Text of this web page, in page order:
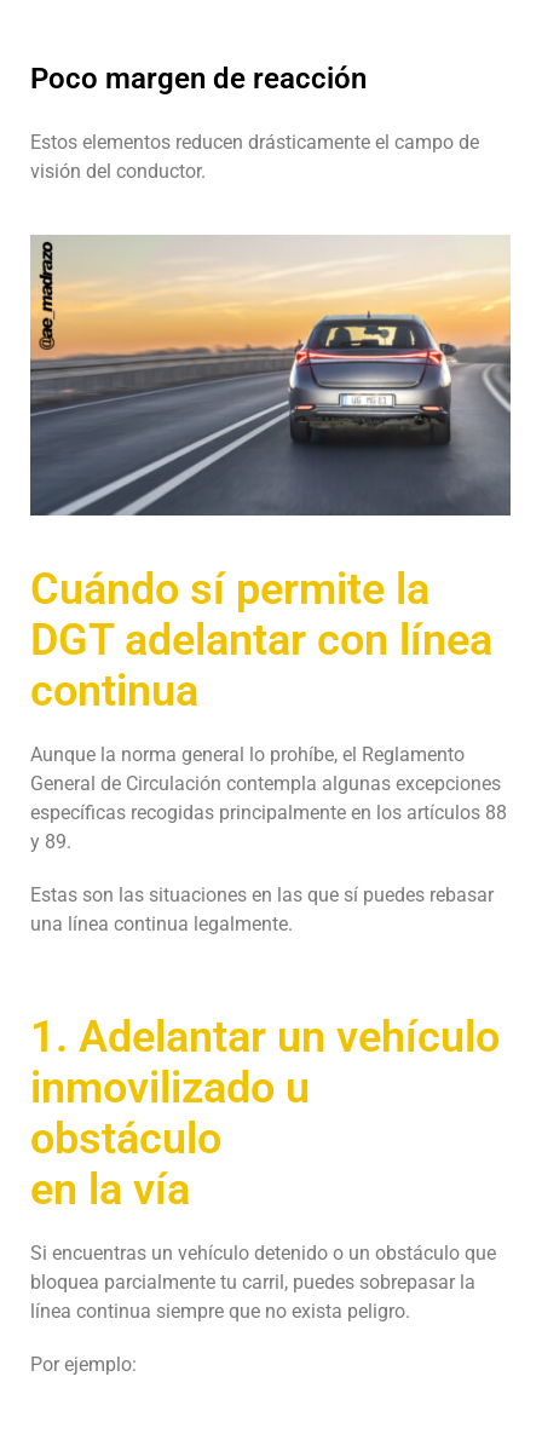
Poco margen de reacción
Estos elementos reducen drásticamente el campo de
visión del conductor.
Cuándo sí permite la
DGT adelantar con línea
continua
Aunque la norma general lo prohíbe, el Reglamento
General de Circulación contempla algunas excepciones
específicas recogidas principalmente en los artículos 88
y 89.
Estas son las situaciones en las que sí puedes rebasar
una línea continua legalmente.
1. Adelantar un vehículo
inmovilizado u
obstáculo
en la vía
Si encuentras un vehículo detenido o un obstáculo que
bloquea parcialmente tu carril, puedes sobrepasar la
línea continua siempre que no exista peligro.
Por ejemplo: